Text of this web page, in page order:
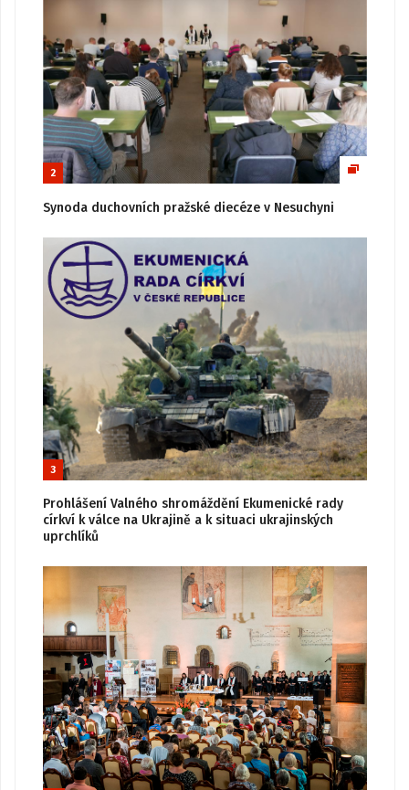
2
Synoda duchovních pražské diecéze v Nesuchyni
3
Prohlášení Valného shromáždění Ekumenické rady
církví k válce na Ukrajině a k situaci ukrajinských
uprchlíků